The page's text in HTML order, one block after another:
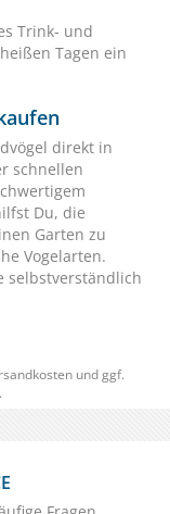
Trink- und
Tagen ein
direkt in
schnellen
Du, die
Garten zu
Vogelarten.
selbstverständlich
und ggf.